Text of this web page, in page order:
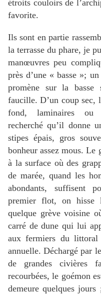
étroits couloirs de
favorite.
Ils sont en partie
la terrasse du phare, je
manœuvres peu
près d’une « basse »;
promène sur la basse
faucille. D’un coup sec,
fond, laminaires ou
recherché qu’il donne
stipes épais, gros
bonheur assez mous. Le
à la surface où des
de marée, quand les
abondants, suffisent
premier flot, on hisse
quelque grève voisine
carré de dune qui lui
aux fermiers du littoral
annuelle. Déchargé par
de grandes civières
recourbées, le goémon
demeure quelques